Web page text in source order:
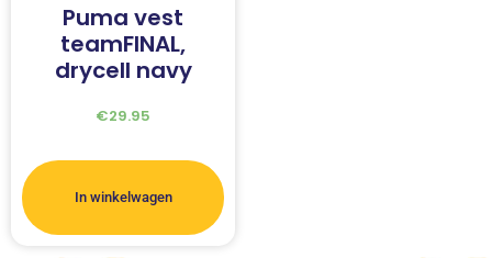
Puma vest
teamFINAL,
drycell navy
€29.95
In winkelwagen